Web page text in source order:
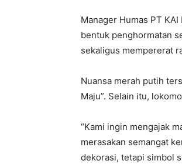
Manager Humas PT
bentuk penghormatan
sekaligus mempererat
Nuansa merah putih
Maju”. Selain itu,
“Kami ingin mengajak
merasakan semangat
dekorasi, tetapi simbol